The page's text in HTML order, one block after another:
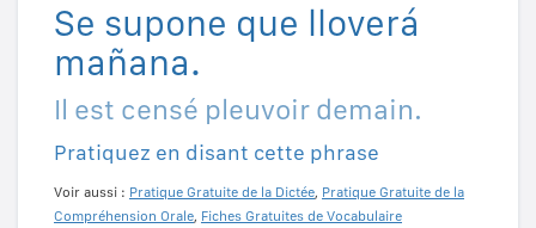
Se supone que lloverá
mañana.
Il est censé pleuvoir demain.
Pratiquez en disant cette phrase
Voir aussi : Pratique Gratuite de la Dictée, Pratique Gratuite de la
Compréhension Orale, Fiches Gratuites de Vocabulaire